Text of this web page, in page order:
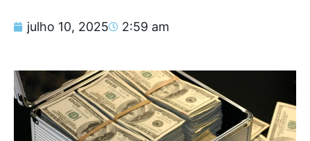
julho 10, 2025 2:59 am